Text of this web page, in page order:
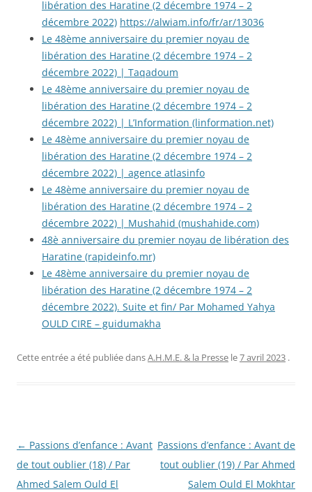
libération des Haratine (2 décembre 1974 – 2
décembre 2022) https://alwiam.info/fr/ar/13036
Le 48ème anniversaire du premier noyau de
libération des Haratine (2 décembre 1974 – 2
décembre 2022) | Taqadoum
Le 48ème anniversaire du premier noyau de
libération des Haratine (2 décembre 1974 – 2
décembre 2022) | L’Information (linformation.net)
Le 48ème anniversaire du premier noyau de
libération des Haratine (2 décembre 1974 – 2
décembre 2022) | agence atlasinfo
Le 48ème anniversaire du premier noyau de
libération des Haratine (2 décembre 1974 – 2
décembre 2022) | Mushahid (mushahide.com)
48è anniversaire du premier noyau de libération des
Haratine (rapideinfo.mr)
Le 48ème anniversaire du premier noyau de
libération des Haratine (2 décembre 1974 – 2
décembre 2022). Suite et fin/ Par Mohamed Yahya
OULD CIRE – guidumakha
Cette entrée a été publiée dansA.H.M.E. & la Presse le7 avril 2023 .
Navigation
des
articles
← Passions d’enfance : Avant
de tout oublier (18) / Par
Ahmed Salem Ould El
Passions d’enfance : Avant de
tout oublier (19) / Par Ahmed
Salem Ould El Mokhtar